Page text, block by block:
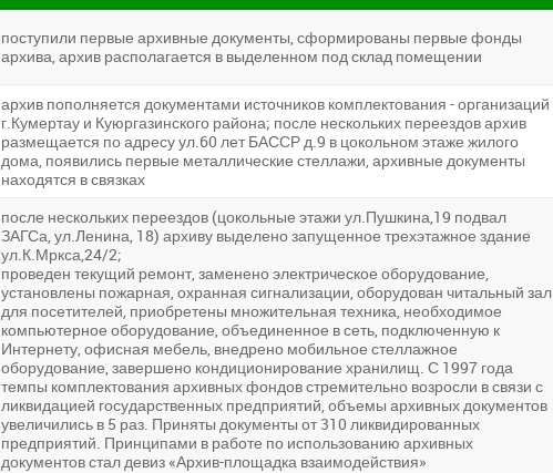
поступили первые архивные документы, сформированы первые фонды
архива, архив располагается в выделенном под склад помещении
архив пополняется документами источников комплектования - организаций
г.Кумертау и Куюргазинского района; после нескольких переездов архив
размещается по адресу ул.60 лет БАССР д.9 в цокольном этаже жилого
дома, появились первые металлические стеллажи, архивные документы
находятся в связках
после нескольких переездов (цокольные этажи ул.Пушкина,19 подвал
ЗАГСа, ул.Ленина, 18) архиву выделено запущенное трехэтажное здание
ул.К.Мркса,24/2;
проведен текущий ремонт, заменено электрическое оборудование,
установлены пожарная, охранная сигнализации, оборудован читальный зал
для посетителей, приобретены множительная техника, необходимое
компьютерное оборудование, объединенное в сеть, подключенную к
Интернету, офисная мебель, внедрено мобильное стеллажное
оборудование, завершено кондиционирование хранилищ. С 1997 года
темпы комплектования архивных фондов стремительно возросли в связи с
ликвидацией государственных предприятий, объемы архивных документов
увеличились в 5 раз. Приняты документы от 310 ликвидированных
предприятий. Принципами в работе по использованию архивных
документов стал девиз «Архив-площадка взаимодействия»